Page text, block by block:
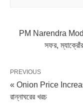
PM Narendra Modi
সফর,
PREVIOUS
« Onion Price Increase:
রান্নাঘরের খরচ